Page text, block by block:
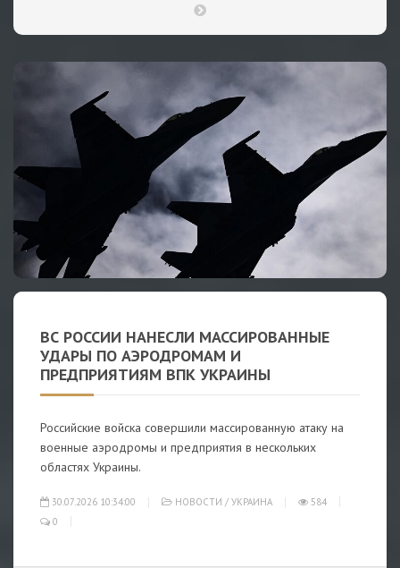
ВС РОССИИ НАНЕСЛИ МАССИРОВАННЫЕ
УДАРЫ ПО АЭРОДРОМАМ И
ПРЕДПРИЯТИЯМ ВПК УКРАИНЫ
Российские войска совершили массированную атаку на
военные аэродромы и предприятия в нескольких
областях Украины.
30.07.2026 10:34:00 НОВОСТИ / УКРАИНА
584
0